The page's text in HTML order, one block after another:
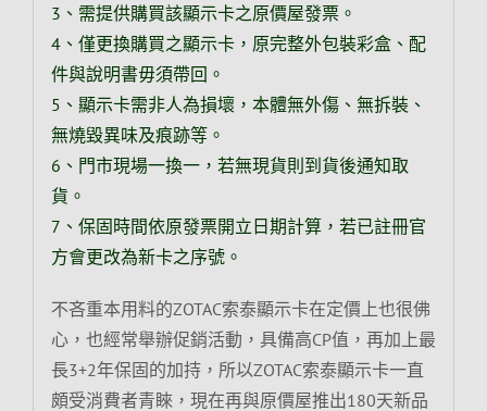
3、需提供購買該顯示卡之原價屋發票。
4、僅更換購買之顯示卡，原完整外包裝彩盒、配
件與說明書毋須帶回。
5、顯示卡需非人為損壞，本體無外傷、無拆裝、
無燒毀異味及痕跡等。
6、門市現場一換一，若無現貨則到貨後通知取
貨。
7 、保固時間依原發票開立日期計算，若已註冊官
方會更改為新卡之序號。
不吝重本用料的ZOTAC索泰顯示卡在定價上也很佛
心，也經常舉辦促銷活動，具備高CP值，再加上最
長3+2年保固的加持，所以ZOTAC索泰顯示卡一直
頗受消費者青睞，現在再與原價屋推出180天新品